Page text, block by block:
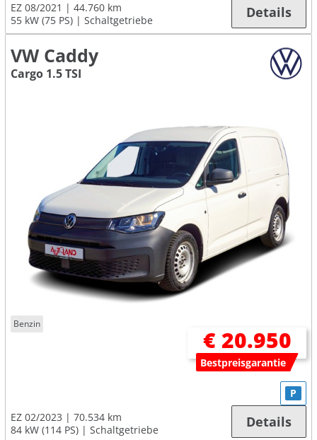
EZ 08/2021
44.760 km
55 kW (75 PS)
Schaltgetriebe Details
VW Caddy
Cargo 1.5 TSI
Benzin
€ 20.950
Bestpreisgarantie
EZ 02/2023
70.534 km
84 kW (114 PS)
Schaltgetriebe
P
Details